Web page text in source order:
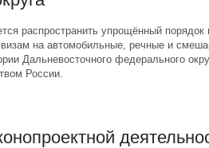
распространить упрощённый
на автомобильные, речные и
Дальневосточного федерального
России.